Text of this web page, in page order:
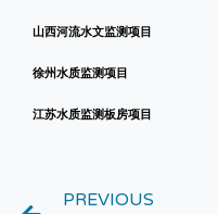
山西河流水文监测项目
徐州水质监测项目
江苏水质监测板房项目
PREVIOUS